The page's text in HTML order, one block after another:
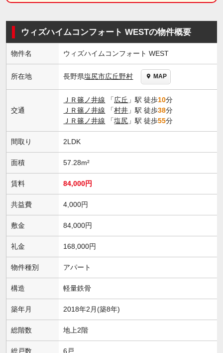
ウィズハイムコンフォート WESTの物件概要
物件名 ウィズハイムコンフォート WEST
所在地 長野県塩尻市広丘野村 MAP
交通
ＪＲ篠ノ井線 「広丘 」駅 徒歩10分
ＪＲ篠ノ井線 「村井 」駅 徒歩38分
ＪＲ篠ノ井線 「塩尻 」駅 徒歩55分
間取り 2LDK
面積 57.28m²
賃料 84,000円
共益費 4,000円
敷金 84,000円
礼金 168,000円
物件種別 アパート
構造 軽量鉄骨
築年月 2018年2月(築8年)
総階数 地上2階
総戸数 6戸